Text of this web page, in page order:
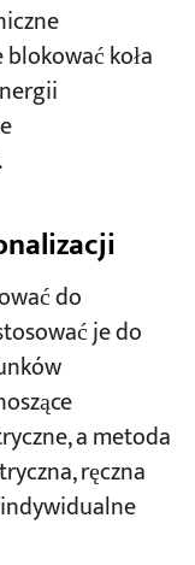
koła
do
je do
a metoda
ręczna